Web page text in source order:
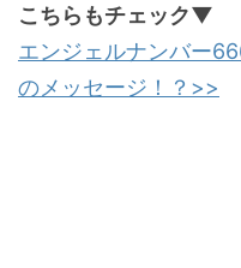
こちらもチェック▼
エンジェルナンバー
のメッセージ！？>>